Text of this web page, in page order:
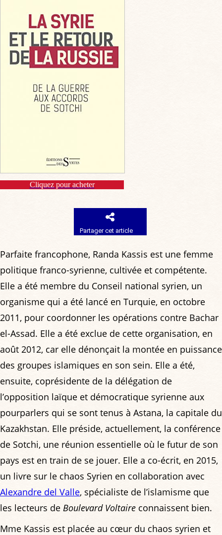
Cliquez pour acheter
Partager cet article
Parfaite francophone, Randa Kassis est une femme
politique franco-syrienne, cultivée et compétente.
Elle a été membre du Conseil national syrien, un
organisme qui a été lancé en Turquie, en octobre
2011, pour coordonner les opérations contre Bachar
el-Assad. Elle a été exclue de cette organisation, en
août 2012, car elle dénonçait la montée en puissance
des groupes islamiques en son sein. Elle a été,
ensuite, coprésidente de la délégation de
l’opposition laïque et démocratique syrienne aux
pourparlers qui se sont tenus à Astana, la capitale du
Kazakhstan. Elle préside, actuellement, la conférence
de Sotchi, une réunion essentielle où le futur de son
pays est en train de se jouer. Elle a co-écrit, en 2015,
un livre sur le chaos Syrien en collaboration avec
Alexandre del Valle, spécialiste de l’islamisme que
les lecteurs de Boulevard Voltaire connaissent bien.
Mme Kassis est placée au cœur du chaos syrien et